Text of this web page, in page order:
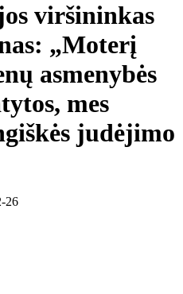
viršininkas
„Moterį
asmenybės
mes
judėjimo
26